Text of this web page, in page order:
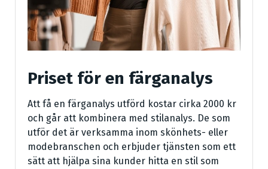
Priset för en färganalys
Att få en färganalys utförd kostar cirka 2000 kr
och går att kombinera med stilanalys. De som
utför det är verksamma inom skönhets- eller
modebranschen och erbjuder tjänsten som ett
sätt att hjälpa sina kunder hitta en stil som